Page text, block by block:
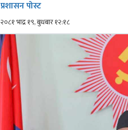
प्रशासन पोस्ट
२०८१ भाद्र १९, बुधबार १२:१८